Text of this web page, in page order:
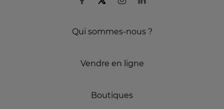
Qui sommes-nous ?
Vendre en ligne
Boutiques